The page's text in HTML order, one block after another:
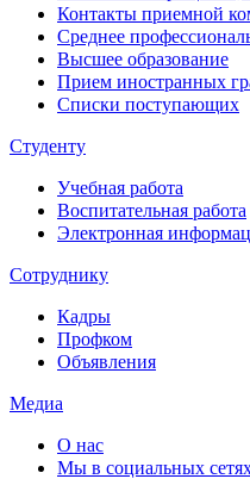
Контакты приемной
Среднее
Высшее образование
Прием иностранных
Списки поступающих
Студенту
Учебная работа
Воспитательная работа
Электронная
Сотруднику
Кадры
Профком
Объявления
Медиа
О нас
Мы в социальных